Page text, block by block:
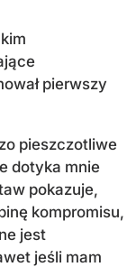
pierwszy
pieszczotliwe
dotyka mnie
pokazuje,
kompromisu,
jest
jeśli mam